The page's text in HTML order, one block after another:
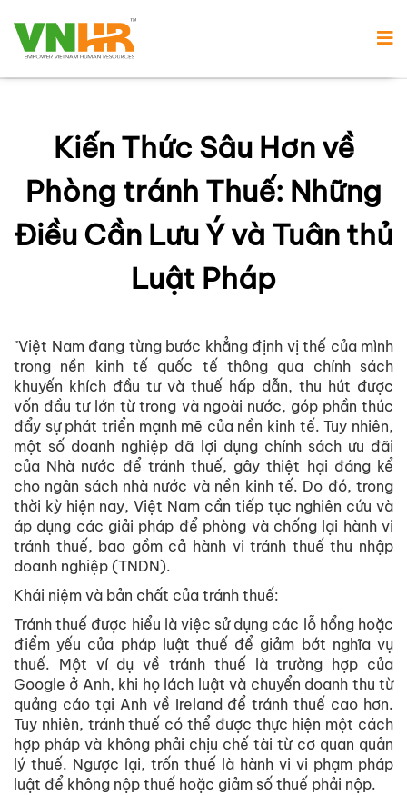
Kiến Thức Sâu Hơn về
Phòng tránh Thuế: Những
Điều Cần Lưu Ý và Tuân thủ
Luật Pháp
"Việt Nam đang từng bước khẳng định vị thế của mình
trong nền kinh tế quốc tế thông qua chính sách
khuyến khích đầu tư và thuế hấp dẫn, thu hút được
vốn đầu tư lớn từ trong và ngoài nước, góp phần thúc
đẩy sự phát triển mạnh mẽ của nền kinh tế. Tuy nhiên,
một số doanh nghiệp đã lợi dụng chính sách ưu đãi
của Nhà nước để tránh thuế, gây thiệt hại đáng kể
cho ngân sách nhà nước và nền kinh tế. Do đó, trong
thời kỳ hiện nay, Việt Nam cần tiếp tục nghiên cứu và
áp dụng các giải pháp để phòng và chống lại hành vi
tránh thuế, bao gồm cả hành vi tránh thuế thu nhập
doanh nghiệp (TNDN).
Khái niệm và bản chất của tránh thuế:
Tránh thuế được hiểu là việc sử dụng các lỗ hổng hoặc
điểm yếu của pháp luật thuế để giảm bớt nghĩa vụ
thuế. Một ví dụ về tránh thuế là trường hợp của
Google ở Anh, khi họ lách luật và chuyển doanh thu từ
quảng cáo tại Anh về Ireland để tránh thuế cao hơn.
Tuy nhiên, tránh thuế có thể được thực hiện một cách
hợp pháp và không phải chịu chế tài từ cơ quan quản
lý thuế. Ngược lại, trốn thuế là hành vi vi phạm pháp
luật để không nộp thuế hoặc giảm số thuế phải nộp.